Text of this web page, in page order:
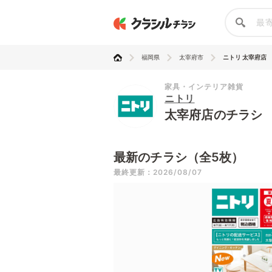
福岡県 太宰府市 ニトリ 太宰府店
家具・インテリア雑貨
ニトリ
太宰府店のチラシ
最新のチラシ（全5枚）
最終更新：2026/08/07